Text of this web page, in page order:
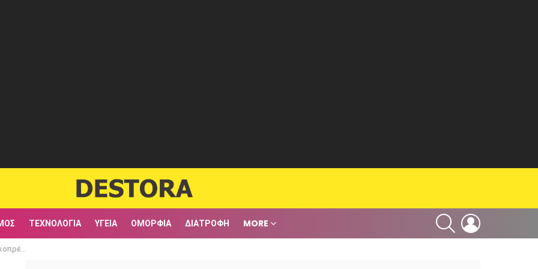
ΤΕΧΝΟΛΟΓΊΑ ΥΓΕΊΑ ΟΜΟΡΦΙΆ ΔΙΑΤΡΟΦΉ MORE
SEARCH
κεφάλι